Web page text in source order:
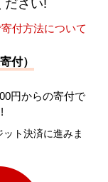
ださい!
付方法について
付）
円からの寄付で
ト決済に進みま